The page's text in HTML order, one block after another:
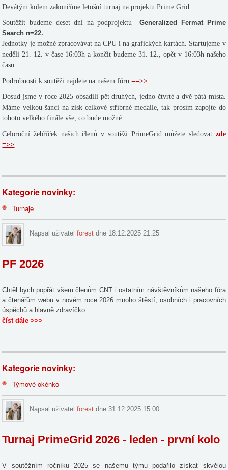
Devátým kolem zakončíme letošní turnaj na projektu Prime Grid.
Soutěžit budeme deset dní na podprojektu
Generalized Fermat Prime
Search n=22.
Jednotky je možné zpracovávat na CPU i na grafických kartách.
Startujeme v
neděli 21. 12. v čase 16:03h a končit budeme 31. 12., opět v 16:03h našeho
času.
Podrobnosti k soutěži najdete na našem fóru==>>
Dosud jsme v roce 2025 obsadili pět druhých, jedno čtvrté a dvě pátá místa.
Máme velkou šanci na zisk celkové stříbrné medaile, tak prosím zapojte do
tohoto velkého finále vše, co bude možné.
Celoroční žebříček našich členů v soutěži PrimeGrid můžete sledovat zde
=>>
Kategorie novinky:
Turnaje
Napsal uživatelforest dne 18.12.2025 21:25
PF 2026
Chtěl bych popřát všem členům CNT i ostatním návštěvníkům našeho fóra
a čtenářům webu v novém roce 2026 mnoho štěstí, osobních i pracovních
úspěchů a hlavně zdravíčko.
číst dále >>>
Kategorie novinky:
Týmové okénko
Napsal uživatelforest dne 31.12.2025 15:00
Turnaj PrimeGrid 2026 - leden - první kolo
V soutěžním ročníku 2025 se našemu týmu podařilo získat skvělou